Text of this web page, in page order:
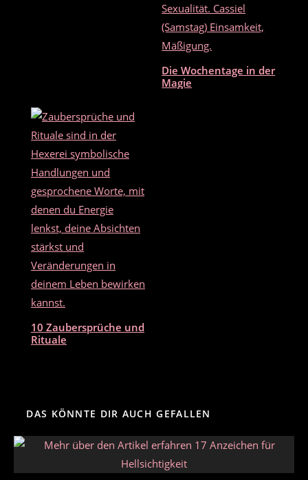
Die Wochentage in der
Magie
10 Zaubersprüche und
Rituale
DAS KÖNNTE DIR AUCH GEFALLEN